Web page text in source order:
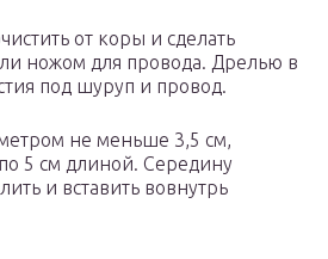
от коры и сделать
ножом для провода. Дрелью в
под шуруп и провод.
не меньше 3,5 см,
5 см длиной. Середину
и вставить вовнутрь